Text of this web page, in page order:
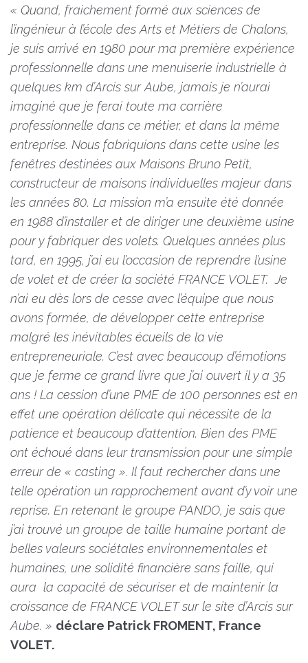
« Quand, fraichement formé aux sciences de
l’ingénieur à l’école des Arts et Métiers de Chalons,
je suis arrivé en 1980 pour ma première expérience
professionnelle dans une menuiserie industrielle à
quelques km d’Arcis sur Aube, jamais je n’aurai
imaginé que je ferai toute ma carrière
professionnelle dans ce métier, et dans la même
entreprise. Nous fabriquions dans cette usine les
fenêtres destinées aux Maisons Bruno Petit,
constructeur de maisons individuelles majeur dans
les années 80. La mission m’a ensuite été donnée
en 1988 d’installer et de diriger une deuxième usine
pour y fabriquer des volets. Quelques années plus
tard, en 1995, j’ai eu l’occasion de reprendre l’usine
de volet et de créer la société FRANCE VOLET. Je
n’ai eu dès lors de cesse avec l’équipe que nous
avons formée, de développer cette entreprise
malgré les inévitables écueils de la vie
entrepreneuriale. C’est avec beaucoup d’émotions
que je ferme ce grand livre que j’ai ouvert il y a 35
ans ! La cession d’une PME de 100 personnes est en
effet une opération délicate qui nécessite de la
patience et beaucoup d’attention. Bien des PME
ont échoué dans leur transmission pour une simple
erreur de « casting ». Il faut rechercher dans une
telle opération un rapprochement avant d’y voir une
reprise. En retenant le groupe PANDO, je sais que
j’ai trouvé un groupe de taille humaine portant de
belles valeurs sociétales environnementales et
humaines, une solidité financière sans faille, qui
aura la capacité de sécuriser et de maintenir la
croissance de FRANCE VOLET sur le site d’Arcis sur
Aube. » déclare Patrick FROMENT, France
VOLET.